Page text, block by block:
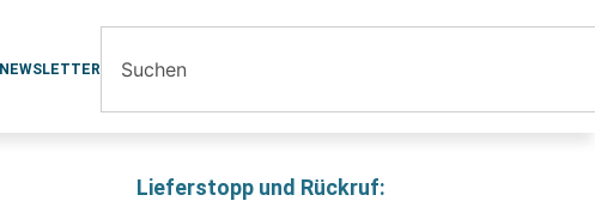
NEWSLETTER
Lieferstopp und Rückruf: